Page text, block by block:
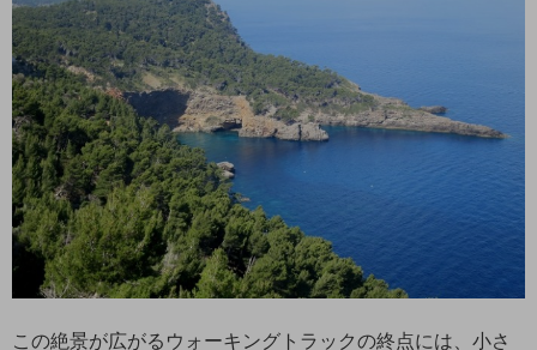
この絶景が広がるウォーキングトラックの終点には、小さ